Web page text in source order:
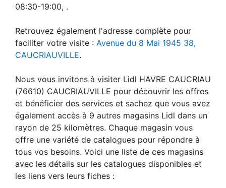
08:30-19:00, .
Retrouvez également l'adresse complète pour
faciliter votre visite : Avenue du 8 Mai 1945 38,
CAUCRIAUVILLE.
Nous vous invitons à visiter Lidl HAVRE CAUCRIAU
(76610) CAUCRIAUVILLE pour découvrir les offres
et bénéficier des services et sachez que vous avez
également accès à 9 autres magasins Lidl dans un
rayon de 25 kilomètres. Chaque magasin vous
offre une variété de catalogues pour répondre à
tous vos besoins. Voici une liste de ces magasins
avec les détails sur les catalogues disponibles et
les liens vers leurs fiches :